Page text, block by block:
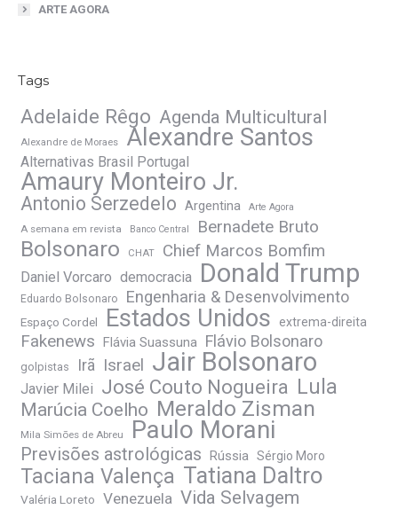
ARTE AGORA
Tags
Adelaide Rêgo Agenda Multicultural
Alexandre de Moraes Alexandre Santos
Alternativas Brasil Portugal
Amaury Monteiro Jr.
Antonio Serzedelo Argentina Arte Agora
A semana em revista Banco Central Bernadete Bruto
Bolsonaro CHAT Chief Marcos Bomfim
Daniel Vorcaro democracia Donald Trump
Eduardo Bolsonaro Engenharia & Desenvolvimento
Espaço Cordel Estados Unidos extrema-direita
Fakenews Flávia Suassuna Flávio Bolsonaro
golpistas Irã Israel Jair Bolsonaro
Javier Milei José Couto Nogueira Lula
Marúcia Coelho Meraldo Zisman
Mila Simões de Abreu Paulo Morani
Previsões astrológicas Rússia Sérgio Moro
Taciana Valença Tatiana Daltro
Valéria Loreto Venezuela Vida Selvagem